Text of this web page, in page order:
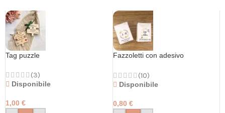
Tag puzzle
(3)
Disponibile
1,00 €
Fazzoletti con adesivo
(10)
Disponibile
0,80 €